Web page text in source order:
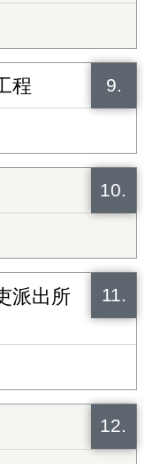
9.
程
10.
11.
派出所
12.